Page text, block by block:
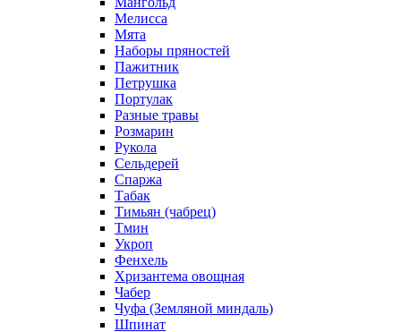
Мелисса
Мята
Наборы пряностей
Пажитник
Петрушка
Портулак
Разные травы
Розмарин
Рукола
Сельдерей
Спаржа
Табак
Тимьян (чабрец)
Тмин
Укроп
Фенхель
Хризантема овощная
Чабер
Чуфа (Земляной миндаль)
Шпинат